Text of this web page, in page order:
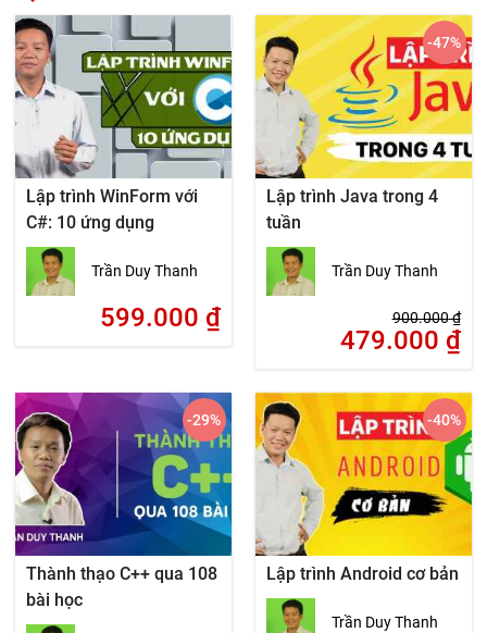
Lập trình WinForm với
C#: 10 ứng dụng
Trần Duy Thanh
599.000 ₫
Lập trình Java trong 4
tuần
Trần Duy Thanh
900.000₫
479.000 ₫
-47%
Thành thạo C++ qua 108
bài học
-29%
Lập trình Android cơ bản
Trần Duy Thanh
-40%